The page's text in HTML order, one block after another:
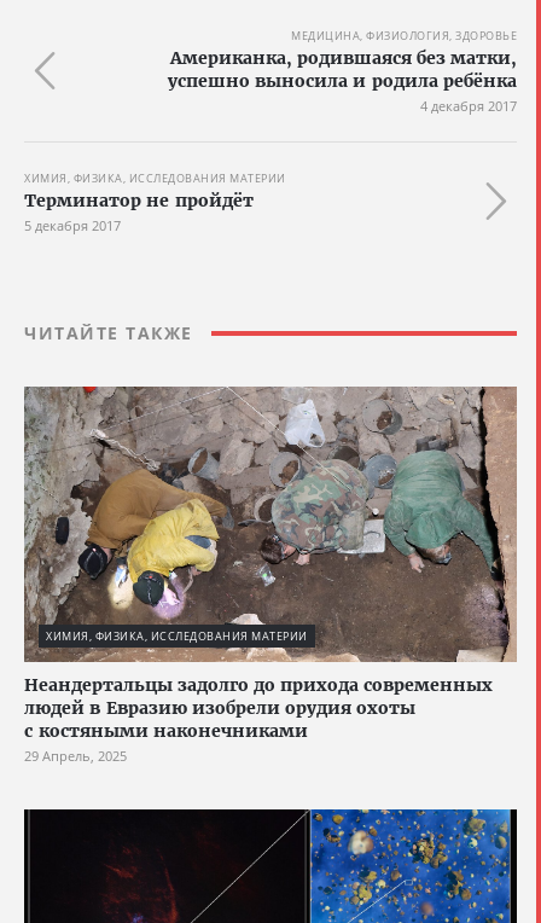
МЕДИЦИНА, ФИЗИОЛОГИЯ, ЗДОРОВЬЕ
Американка, родившаяся без матки,
успешно выносила и родила ребёнка
4 декабря 2017
ХИМИЯ, ФИЗИКА, ИССЛЕДОВАНИЯ МАТЕРИИ
Терминатор не пройдёт
5 декабря 2017
ЧИТАЙТЕ ТАКЖЕ
ХИМИЯ, ФИЗИКА, ИССЛЕДОВАНИЯ МАТЕРИИ
Неандертальцы задолго до прихода современных
людей в Евразию изобрели орудия охоты
с костяными наконечниками
29 Апрель, 2025